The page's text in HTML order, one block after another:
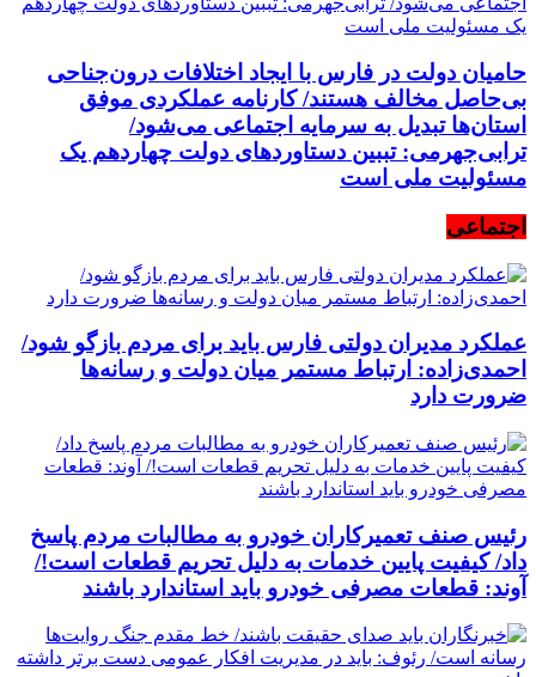
حامیان دولت در فارس با ایجاد اختلافات درون‌جناحی
بی‌حاصل مخالف هستند/ کارنامه عملکردی موفق
استان‌ها تبدیل به سرمایه اجتماعی می‌شود/
ترابی‌جهرمی: تببین دستاوردهای دولت چهاردهم یک
مسئولیت ملی است
اجتماعی
عملکرد مدیران دولتی فارس باید برای مردم بازگو شود/
احمدی‌زاده: ارتباط مستمر میان دولت و رسانه‌ها
ضرورت دارد
رئیس صنف تعمیرکاران خودرو به مطالبات مردم پاسخ
داد/ کیفیت پایین خدمات به دلیل تحریم قطعات است!/
آوند: قطعات مصرفی خودرو باید استاندارد باشند